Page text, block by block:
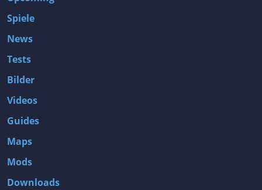
Spiele
News
Tests
Bilder
Videos
Guides
Maps
Mods
Downloads